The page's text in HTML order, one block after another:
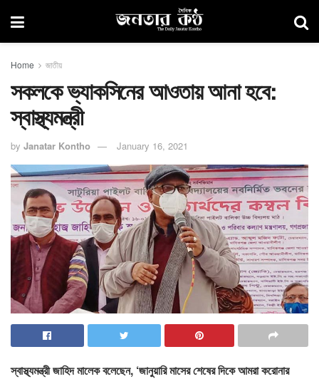
Home জাতীয়
সকলকে ভ্যাকসিনের আওতায় আনা হবে:
স্বাস্থ্যমন্ত্রী
by Janatar Kontho January 16, 2021
স্বাস্থ্যমন্ত্রী জাহিদ মালেক বলেছেন, ‘জানুয়ারি মাসের শেষের দিকে আমরা করোনার